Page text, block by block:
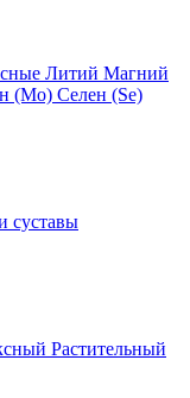
Литий Магний
(Мо) Селен (Se)
суставы
Растительный